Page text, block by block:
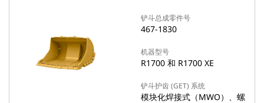
铲斗总成零件号
467-1830
机器型号
R1700 和 R1700 XE
铲斗护齿 (GET) 系统
模块化焊接式（MWO）、螺